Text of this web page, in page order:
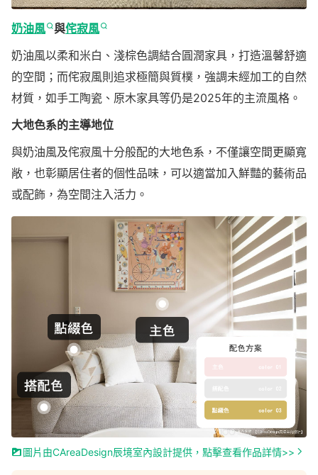
奶油風 與侘寂風
奶油風以柔和米白、淺棕色調結合圓潤家具，打造溫馨舒適
的空間；而侘寂風則追求極簡與質樸，強調未經加工的自然
材質，如手工陶瓷、原木家具等仍是2025年的主流風格。
大地色系的主導地位
與奶油風及侘寂風十分般配的大地色系，不僅讓空間更顯寬
敞，也彰顯居住者的個性品味，可以適當加入鮮豔的藝術品
或配飾，為空間注入活力。
圖片由CAreaDesign辰境室內設計提供，點擊查看作品詳情>>